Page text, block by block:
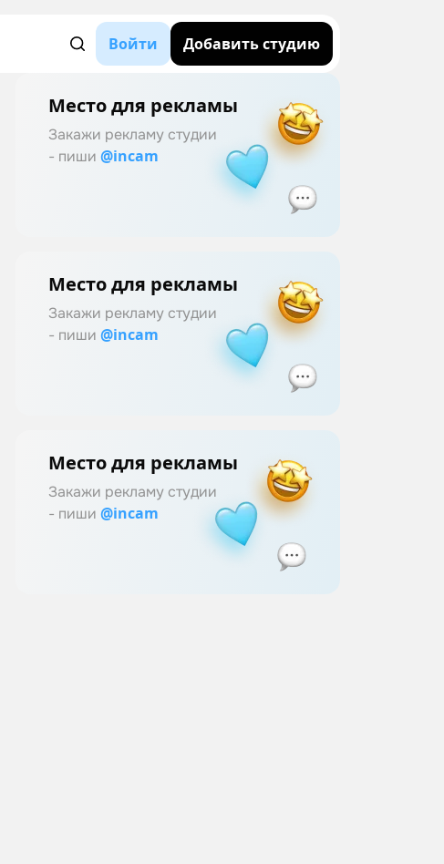
Войти Добавить студию
Место для рекламы
Закажи рекламу студии
- пиши @incam
Место для рекламы
Закажи рекламу студии
- пиши @incam
Место для рекламы
Закажи рекламу студии
- пиши @incam